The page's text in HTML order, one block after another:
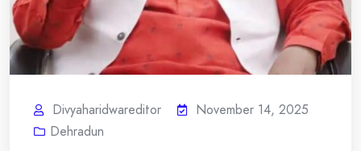
Divyaharidwareditor
November 14, 2025
Dehradun